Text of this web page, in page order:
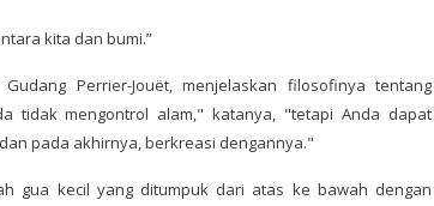
kita dan bumi.”
Perrier-Jouët, menjelaskan filosofinya tentang
tidak mengontrol alam," katanya, "tetapi Anda dapat
pada akhirnya, berkreasi dengannya."
gua kecil yang ditumpuk dari atas ke bawah dengan